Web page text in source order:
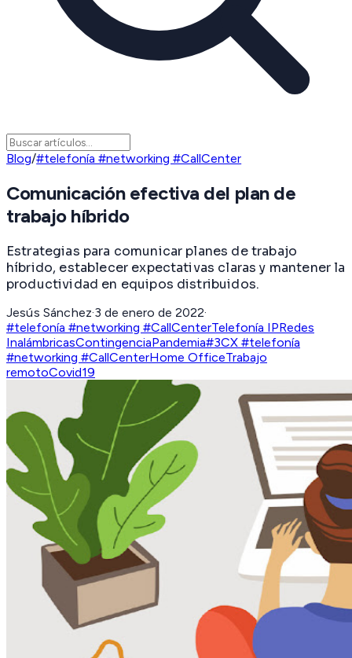
Blog/#telefonía #networking #CallCenter
Comunicación efectiva del plan de
trabajo híbrido
Estrategias para comunicar planes de trabajo
híbrido, establecer expectativas claras y mantener la
productividad en equipos distribuidos.
Jesús Sánchez·3 de enero de 2022·
#telefonía #networking #CallCenterTelefonía IPRedes
InalámbricasContingenciaPandemia#3CX #telefonía
#networking #CallCenterHome OfficeTrabajo
remotoCovid19